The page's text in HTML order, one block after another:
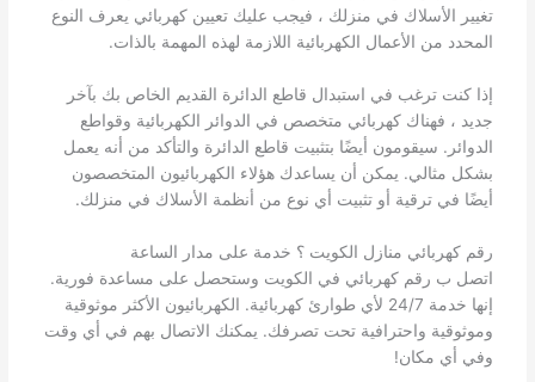
تغيير الأسلاك في منزلك ، فيجب عليك تعيين كهربائي يعرف النوع
المحدد من الأعمال الكهربائية اللازمة لهذه المهمة بالذات.
إذا كنت ترغب في استبدال قاطع الدائرة القديم الخاص بك بآخر
جديد ، فهناك كهربائي متخصص في الدوائر الكهربائية وقواطع
الدوائر. سيقومون أيضًا بتثبيت قاطع الدائرة والتأكد من أنه يعمل
بشكل مثالي. يمكن أن يساعدك هؤلاء الكهربائيون المتخصصون
أيضًا في ترقية أو تثبيت أي نوع من أنظمة الأسلاك في منزلك.
رقم كهربائي منازل الكويت ؟ خدمة على مدار الساعة
اتصل ب رقم كهربائي في الكويت وستحصل على مساعدة فورية.
إنها خدمة 24/7 لأي طوارئ كهربائية. الكهربائيون الأكثر موثوقية
وموثوقية واحترافية تحت تصرفك. يمكنك الاتصال بهم في أي وقت
وفي أي مكان!